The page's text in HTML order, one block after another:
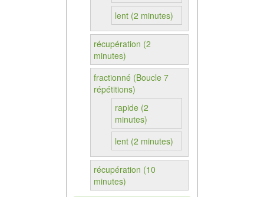
lent (2 minutes)
récupération (2
minutes)
fractionné (Boucle 7
répétitions)
rapide (2
minutes)
lent (2 minutes)
récupération (10
minutes)